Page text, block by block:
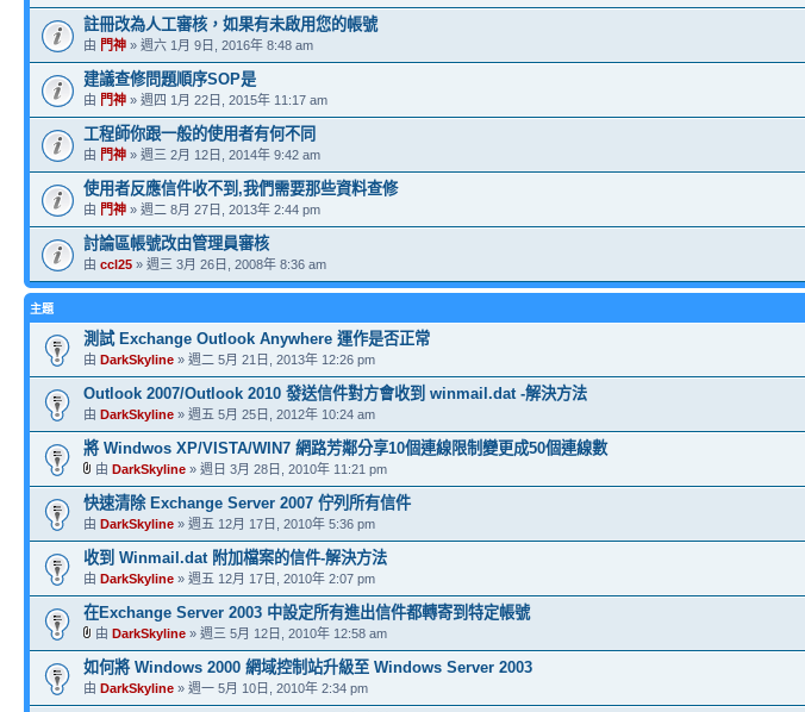
註冊改為人工審核，如果有未啟用您的帳號
由 門神 » 週六 1月 9日, 2016年 8:48 am
建議查修問題順序SOP是
由 門神 » 週四 1月 22日, 2015年 11:17 am
工程師你跟一般的使用者有何不同
由 門神 » 週三 2月 12日, 2014年 9:42 am
使用者反應信件收不到,我們需要那些資料查修
由 門神 » 週二 8月 27日, 2013年 2:44 pm
討論區帳號改由管理員審核
由 ccl25 » 週三 3月 26日, 2008年 8:36 am
主題
測試 Exchange Outlook Anywhere 運作是否正常
由 DarkSkyline » 週二 5月 21日, 2013年 12:26 pm
Outlook 2007/Outlook 2010 發送信件對方會收到 winmail.dat -解決方法
由 DarkSkyline » 週五 5月 25日, 2012年 10:24 am
將 Windwos XP/VISTA/WIN7 網路芳鄰分享10個連線限制變更成50個連線數
由 DarkSkyline » 週日 3月 28日, 2010年 11:21 pm
快速清除 Exchange Server 2007 佇列所有信件
由 DarkSkyline » 週五 12月 17日, 2010年 5:36 pm
收到 Winmail.dat 附加檔案的信件-解決方法
由 DarkSkyline » 週五 12月 17日, 2010年 2:07 pm
在Exchange Server 2003 中設定所有進出信件都轉寄到特定帳號
由 DarkSkyline » 週三 5月 12日, 2010年 12:58 am
如何將 Windows 2000 網域控制站升級至 Windows Server 2003
由 DarkSkyline » 週一 5月 10日, 2010年 2:34 pm